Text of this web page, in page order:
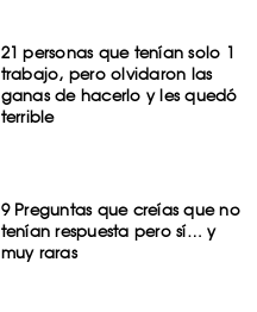
21 personas que tenían solo 1
trabajo, pero olvidaron las
ganas de hacerlo y les quedó
terrible
9 Preguntas que creías que no
tenían respuesta pero sí… y
muy raras